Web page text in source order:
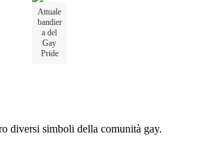
Attuale
bandier
a del
Gay
Pride
diversi simboli della comunità gay.